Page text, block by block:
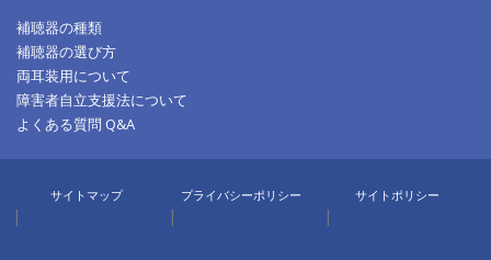
補聴器の種類
補聴器の選び方
両耳装用について
障害者自立支援法について
よくある質問 Q&A
サイトマップ
|
プライバシーポリシー
|
サイトポリシー
|